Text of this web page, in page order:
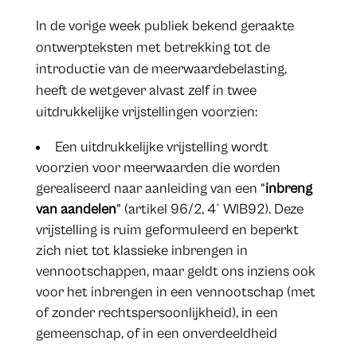
In de vorige week publiek bekend geraakte
ontwerpteksten met betrekking tot de
introductie van de meerwaardebelasting,
heeft de wetgever alvast zelf in twee
uitdrukkelijke vrijstellingen voorzien:
Een uitdrukkelijke vrijstelling wordt
voorzien voor meerwaarden die worden
gerealiseerd naar aanleiding van een “inbreng
van aandelen” (artikel 96/2, 4° WIB92). Deze
vrijstelling is ruim geformuleerd en beperkt
zich niet tot klassieke inbrengen in
vennootschappen, maar geldt ons inziens ook
voor het inbrengen in een vennootschap (met
of zonder rechtspersoonlijkheid), in een
gemeenschap, of in een onverdeeldheid